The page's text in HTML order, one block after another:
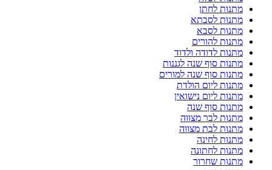
מתנות לחתן
מתנות לסבתא
מתנות לסבא
מתנות להורים
מתנות לדודה ולדוד
מתנות סוף שנה לגננות
מתנות סוף שנה למורים
מתנות ליום הולדת
מתנות ליום נישואין
מתנות סוף שנה
מתנות לבר מצווה
מתנות לבת מצווה
מתנות לחינה
מתנות לחתונה
מתנות שחרור